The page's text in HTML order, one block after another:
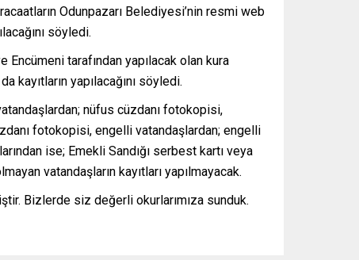
Odunpazarı Belediyesi’nin resmi web
söyledi.
tarafından yapılacak olan kura
yapılacağını söyledi.
nüfus cüzdanı fotokopisi,
fotokopisi, engelli vatandaşlardan; engelli
ise; Emekli Sandığı serbest kartı veya
vatandaşların kayıtları yapılmayacak.
Bizlerde siz değerli okurlarımıza sunduk.